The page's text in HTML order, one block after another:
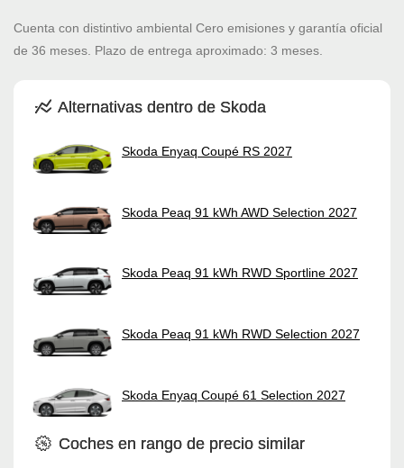
Cuenta con distintivo ambiental Cero emisiones y garantía oficial
de 36 meses. Plazo de entrega aproximado: 3 meses.
Alternativas dentro de Skoda
Skoda Enyaq Coupé RS 2027
Skoda Peaq 91 kWh AWD Selection 2027
Skoda Peaq 91 kWh RWD Sportline 2027
Skoda Peaq 91 kWh RWD Selection 2027
Skoda Enyaq Coupé 61 Selection 2027
Coches en rango de precio similar